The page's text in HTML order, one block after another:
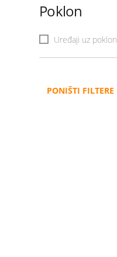
Poklon
Uređaji uz poklon
PONIŠTI FILTERE